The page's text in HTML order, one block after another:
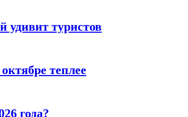
удивит туристов
теплее
года?